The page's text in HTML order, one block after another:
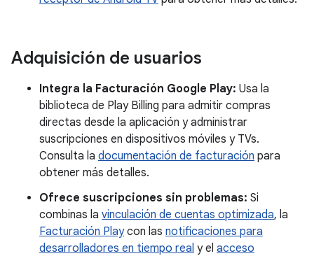
Adquisición de usuarios
Integra la Facturación Google Play: Usa la
biblioteca de Play Billing para admitir compras
directas desde la aplicación y administrar
suscripciones en dispositivos móviles y TVs.
Consulta la documentación de facturación para
obtener más detalles.
Ofrece suscripciones sin problemas: Si
combinas la vinculación de cuentas optimizada, la
Facturación Playcon las notificaciones para
desarrolladores en tiempo real y el acceso